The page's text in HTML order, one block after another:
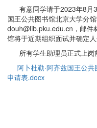
有意同学请于2023年8月
国王公共图书馆北京大学分
douh@lib.pku.edu.cn，邮件
馆将于近期组织面试并确定人
所有学生助理员正式上岗
阿卜杜勒·阿齐兹国王公共
申请表.docx